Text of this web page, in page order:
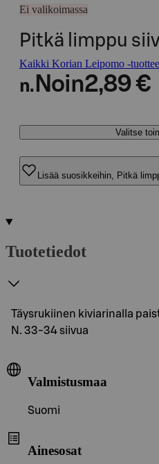
Ei valikoimassa
Pitkä limppu
Kaikki Korian Leipomo -
n. Noin2,89 €
Valitse
Lisää suosikkeihin, Pitkä
Tuotetiedot
Täysrukiinen kiviarinalla
N. 33-34 siivua
Valmistusmaa
Suomi
Ainesosat